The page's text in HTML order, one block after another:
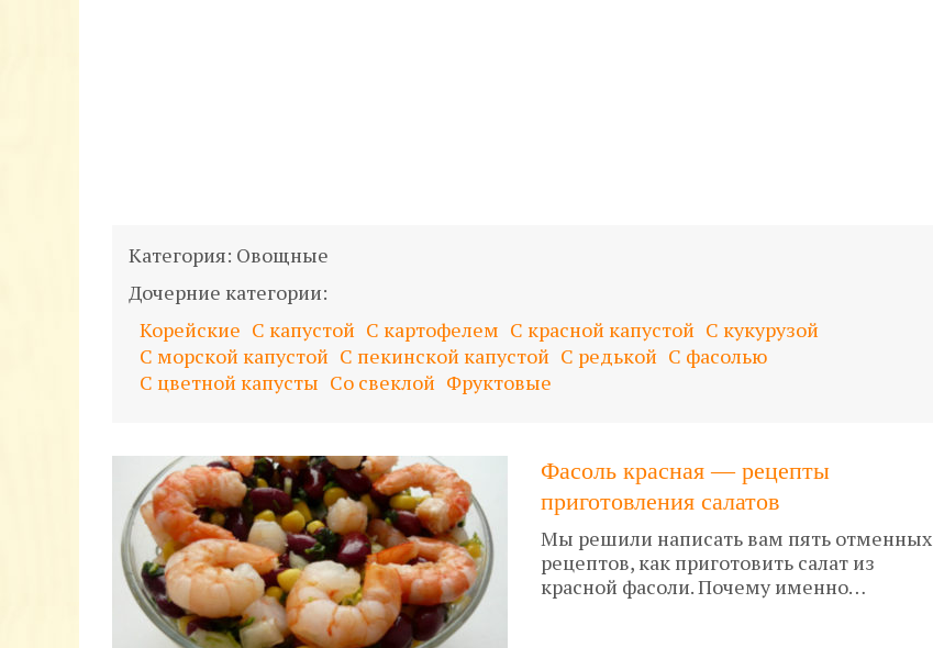
Категория: Овощные
Дочерние категории:
Корейские С капустой С картофелем С красной капустой С кукурузой
С морской капустой С пекинской капустой С редькой С фасолью
С цветной капусты Со свеклой Фруктовые
Фасоль красная — рецепты
приготовления салатов
Мы решили написать вам пять отменных
рецептов, как приготовить салат из
красной фасоли. Почему именно…